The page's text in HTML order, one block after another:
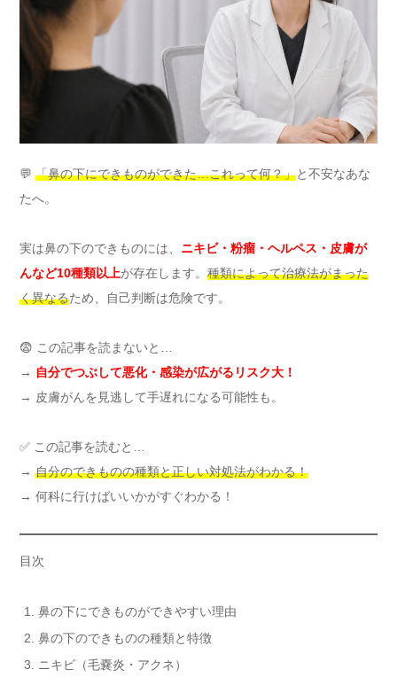
💬 「鼻の下にできものができた…これって何？」と不安なあな
たへ。
実は鼻の下のできものには、 ニキビ・粉瘤・ヘルペス・皮膚が
んなど10種類以上が存在します。 種類によって治療法がまった
く異なるため、自己判断は危険です。
😨 この記事を読まないと…
→ 自分でつぶして悪化・感染が広がるリスク大！
→ 皮膚がんを見逃して手遅れになる可能性も。
✅ この記事を読むと…
→ 自分のできものの種類と正しい対処法がわかる！
→ 何科に行けばいいかがすぐわかる！
目次
鼻の下にできものができやすい理由
鼻の下のできものの種類と特徴
ニキビ（毛嚢炎・アクネ）